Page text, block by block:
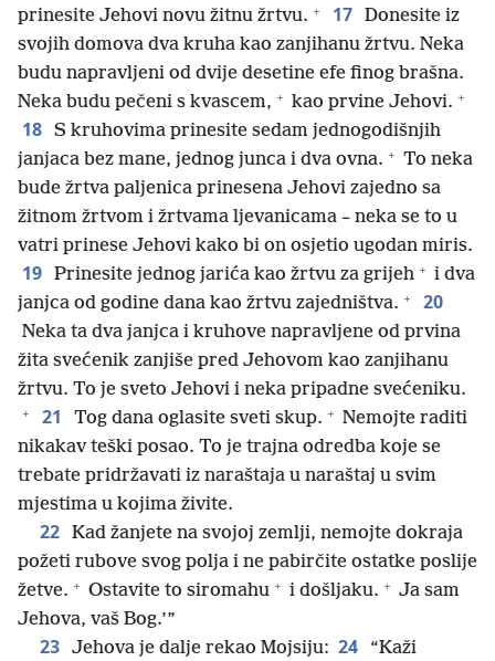
prinesite Jehovi novu žitnu žrtvu. + 17 Donesite iz
svojih domova dva kruha kao zanjihanu žrtvu. Neka
budu napravljeni od dvije desetine efe finog brašna.
Neka budu pečeni s kvascem, + kao prvine Jehovi. +
18 S kruhovima prinesite sedam jednogodišnjih
janjaca bez mane, jednog junca i dva ovna. + To neka
bude žrtva paljenica prinesena Jehovi zajedno sa
žitnom žrtvom i žrtvama ljevanicama – neka se to u
vatri prinese Jehovi kako bi on osjetio ugodan miris.
19 Prinesite jednog jarića kao žrtvu za grijeh + i dva
janjca od godine dana kao žrtvu zajedništva. + 20
Neka ta dva janjca i kruhove napravljene od prvina
žita svećenik zanjiše pred Jehovom kao zanjihanu
žrtvu. To je sveto Jehovi i neka pripadne svećeniku.
+ 21 Tog dana oglasite sveti skup. + Nemojte raditi
nikakav teški posao. To je trajna odredba koje se
trebate pridržavati iz naraštaja u naraštaj u svim
mjestima u kojima živite.
22 Kad žanjete na svojoj zemlji, nemojte dokraja
požeti rubove svog polja i ne pabirčite ostatke poslije
žetve. + Ostavite to siromahu + i došljaku. + Ja sam
Jehova, vaš Bog.’”
23 Jehova je dalje rekao Mojsiju: 24
“Kaži